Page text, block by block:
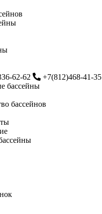
62-62
+7(812)468-41-35
бассейны
бассейнов